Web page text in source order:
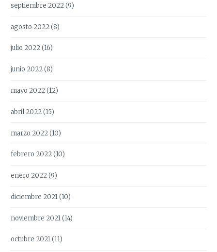
septiembre 2022(9)
agosto 2022(8)
julio 2022(16)
junio 2022(8)
mayo 2022(12)
abril 2022(15)
marzo 2022(10)
febrero 2022(10)
enero 2022(9)
diciembre 2021(10)
noviembre 2021(14)
octubre 2021(11)